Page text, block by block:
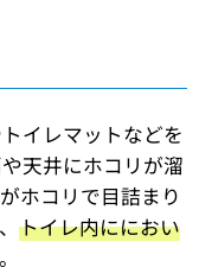
イレマットなどを
天井にホコリが溜
ホコリで目詰まり
トイレ内ににおい